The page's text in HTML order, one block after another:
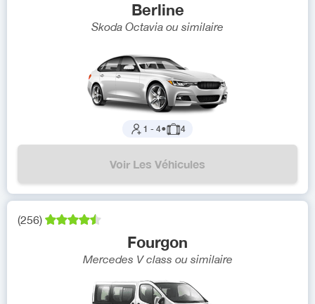
Berline
Skoda Octavia ou similaire
1 - 4● 4
Voir Les Véhicules
(256)
Fourgon
Mercedes V class ou similaire